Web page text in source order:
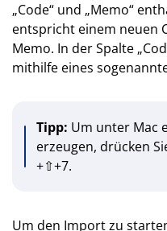
„Code“ und „Memo“
entspricht einem neuen
Memo. In der Spalte
mithilfe eines
Tipp: Um unter Mac
erzeugen, drücken
+⇧+7.
Um den Import zu